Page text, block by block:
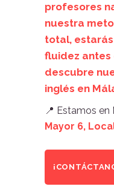
profesores
nuestra
total,
fluidez antes
descubre
inglés en
📍 Estamos en
Mayor 6,